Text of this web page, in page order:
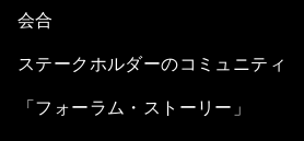
会合
ステークホルダーのコミュニティ
「フォーラム・ストーリー」